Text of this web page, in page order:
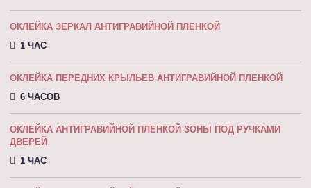
ОКЛЕЙКА ЗЕРКАЛ АНТИГРАВИЙНОЙ ПЛЕНКОЙ
1 ЧАС
ОКЛЕЙКА ПЕРЕДНИХ КРЫЛЬЕВ АНТИГРАВИЙНОЙ ПЛЕНКОЙ
6 ЧАСОВ
ОКЛЕЙКА АНТИГРАВИЙНОЙ ПЛЕНКОЙ ЗОНЫ ПОД РУЧКАМИ
ДВЕРЕЙ
1 ЧАС